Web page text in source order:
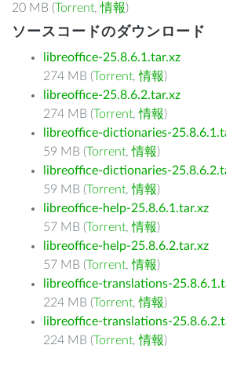
20 MB (Torrent,情報)
ソースコードのダウンロード
libreoffice-25.8.6.1.tar.xz
274 MB (Torrent,情報)
libreoffice-25.8.6.2.tar.xz
274 MB (Torrent,情報)
libreoffice-dictionaries-
59 MB (Torrent,情報)
libreoffice-dictionaries-
59 MB (Torrent,情報)
libreoffice-help-25.8.6.1.tar.xz
57 MB (Torrent,情報)
libreoffice-help-25.8.6.2.tar.xz
57 MB (Torrent,情報)
libreoffice-translations-
224 MB (Torrent,情報)
libreoffice-translations-
224 MB (Torrent,情報)